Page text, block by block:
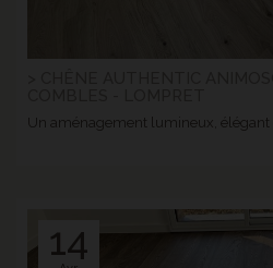
Un aménagement lumineux, élégant
14